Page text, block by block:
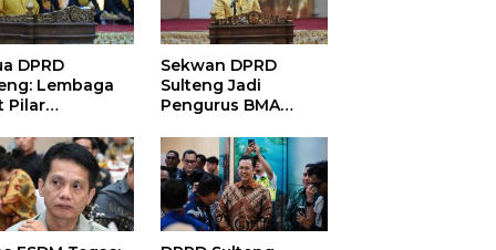
DPRD
Lembaga
Pilar
Sekwan DPRD
Sulteng Jadi
Pengurus BMA
Perkuat Pelestarian
Adat